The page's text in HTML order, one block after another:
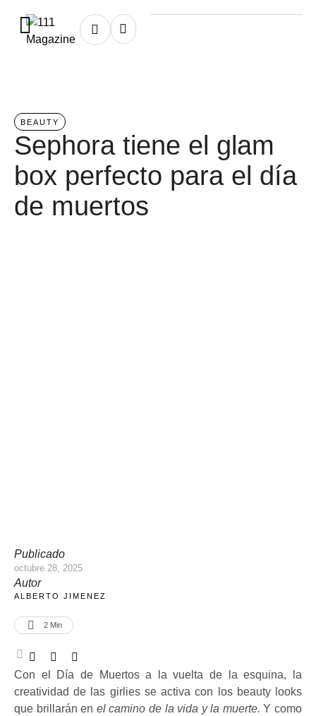
Home /
BEAUTY
Sephora tiene el glam
box perfecto para el día
de muertos
Publicado
octubre 28, 2025
Autor
ALBERTO JIMENEZ
2 Min
Con el Día de Muertos a la vuelta de la esquina, la
creatividad de las girlies se activa con los beauty looks
que brillarán en el camino de la vida y la muerte. Y como